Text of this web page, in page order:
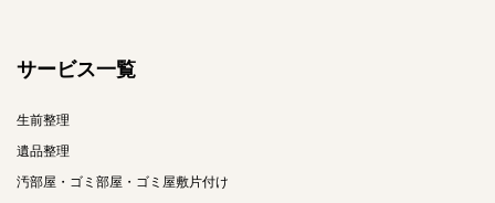
サービス一覧
生前整理
遺品整理
汚部屋・ゴミ部屋・ゴミ屋敷片付け